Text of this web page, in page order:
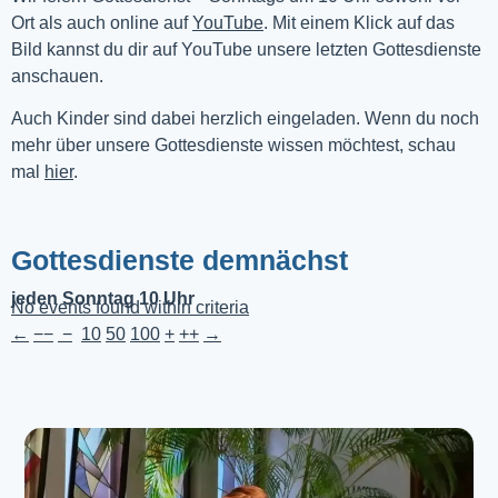
Ort als auch online auf YouTube. Mit einem Klick auf das
Bild kannst du dir auf YouTube unsere letzten Gottesdienste
anschauen.
Auch Kinder sind dabei herzlich eingeladen. Wenn du noch
mehr über unsere Gottesdienste wissen möchtest, schau
mal
hier.
Gottesdienste demnächst
jeden Sonntag 10 Uhr
No events found within criteria
← −− − 10 50 100 + ++ →